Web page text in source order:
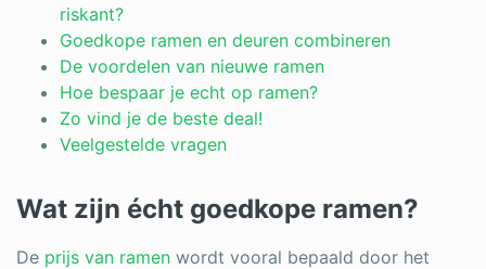
Zonwering
Bent u een vakspecialist?
riskant?
Goedkope ramen en deuren combineren
De voordelen van nieuwe ramen
Hoe bespaar je echt op ramen?
Zo vind je de beste deal!
Veelgestelde vragen
Wat zijn écht goedkope ramen?
De prijs van ramen wordt vooral bepaald door het